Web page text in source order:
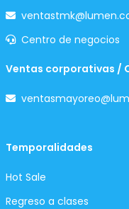
Centro de negocios
Ventas corporativas /
Temporalidades
Hot Sale
Regreso a clases